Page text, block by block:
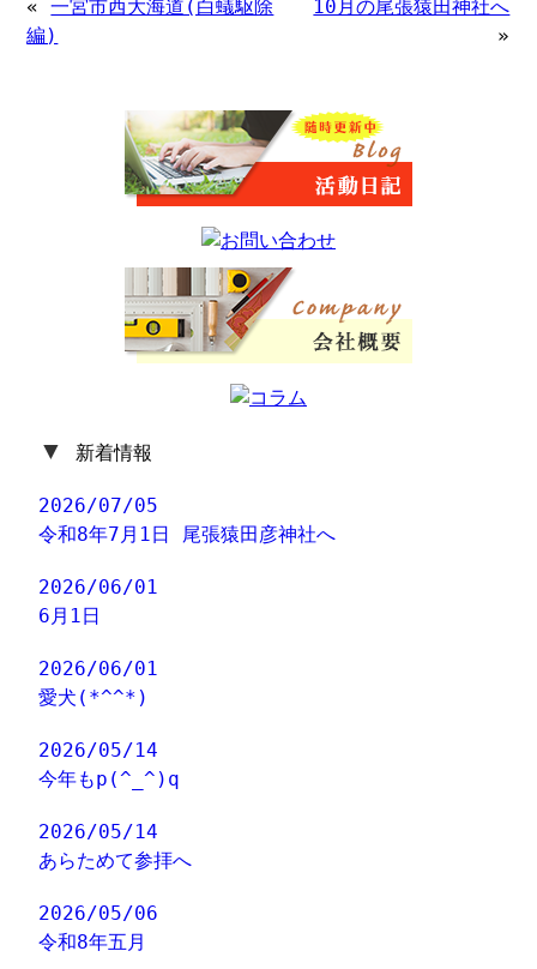
«一宮市西大海道(白蟻駆除
編)
10月の尾張猿田神社へ
»
▼ 新着情報
2026/07/05
令和8年7月1日 尾張猿田彦神社へ
2026/06/01
6月1日
2026/06/01
愛犬(*^^*)
2026/05/14
今年もp(^_^)q
2026/05/14
あらためて参拝へ
2026/05/06
令和8年五月